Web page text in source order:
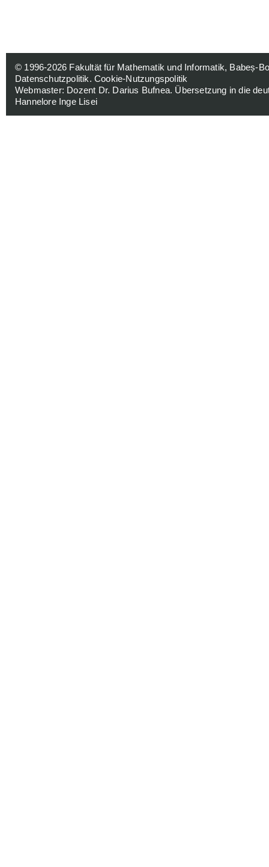
© 1996-2026 Fakultät für Mathematik und Informatik, Babeș-
Datenschutzpolitik.Cookie-Nutzungspolitik
Webmaster: Dozent Dr. Darius Bufnea. Übersetzung in die
Hannelore Inge Lisei